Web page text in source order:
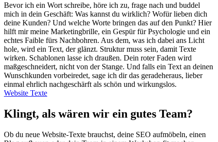
Bevor ich ein Wort schreibe, höre ich zu, frage nach und buddel
mich in dein Geschäft: Was kannst du wirklich? Wofür lieben dich
deine Kunden? Und welche Worte bringen das auf den Punkt? Hier
hilft mir meine Marketingbrille, ein Gespür für Psychologie und ein
echtes Faible fürs Nachbohren. Aus dem, was ich dabei ans Licht
hole, wird ein Text, der glänzt. Struktur muss sein, damit Texte
wirken. Schablonen lasse ich draußen. Dein roter Faden wird
maßgeschneidert, nicht von der Stange. Und falls ein Text an deinen
Wunschkunden vorbeiredet, sage ich dir das geradeheraus, lieber
einmal ehrlich nachgeschärft als schön und wirkungslos.
Website Texte
Klingt, als wären wir ein gutes Team?
Ob du neue Website-Texte brauchst, deine SEO aufmöbeln, einen